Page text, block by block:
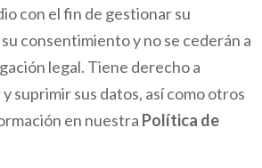
con el fin de gestionar su
consentimiento y no se cederán a
legal. Tiene derecho a
suprimir sus datos, así como otros
en nuestra Política de